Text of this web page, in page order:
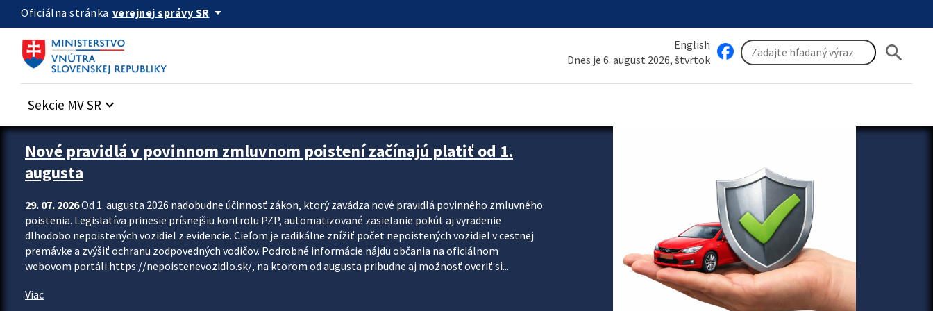
Preskocit na hlavný obsah
Oficiálna stránka verejnej správy SR arrow_drop_down
English
Dnes je 6. august 2026, štvrtok
search
Sekcie MV SR keyboard_arrow_down
Zastavit automatický posun upútavok
Nové pravidlá v povinnom zmluvnom poistení začínajú platiť od 1.
augusta
29. 07. 2026Od 1. augusta 2026 nadobudne účinnosť zákon, ktorý zavádza nové pravidlá povinného zmluvného
poistenia. Legislatíva prinesie prísnejšiu kontrolu PZP, automatizované zasielanie pokút aj vyradenie
dlhodobo nepoistených vozidiel z evidencie. Cieľom je radikálne znížiť počet nepoistených vozidiel v cestnej
premávke a zvýšiť ochranu zodpovedných vodičov. Podrobné informácie nájdu občania na oficiálnom
webovom portáli https://nepoistenevozidlo.sk/, na ktorom od augusta pribudne aj možnosť overiť si...
Viac